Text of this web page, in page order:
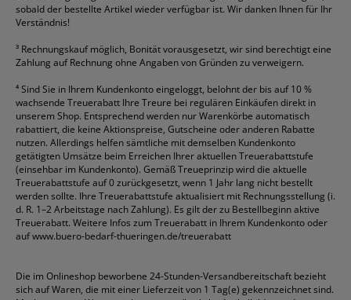
sobald der bestellte Artikel wieder verfügbar ist. Wir danken Ihnen für Ihr
Verständnis!
³ Rechnungskauf möglich, Bonität vorausgesetzt, wir sind berechtigt eine
Zahlung auf Rechnung ohne Angaben von Gründen zu verweigern.
⁴Sind Sie in Ihrem Kundenkonto eingeloggt, belohnt der bis auf 10 %
wachsende Treuerabatt Ihre Treure bei regulären Einkäufen direkt in
unserem Shop. Entsprechend werden nur Warenkörbe automatisch
rabattiert, die keine Aktionspreise, Gutscheine oder anderen Rabatte
nutzen. Allerdings helfen sämtliche mit demselben Kundenkonto
getätigten Umsätze beim Erreichen Ihrer aktuellen Treuerabattstufe
(einsehbar im Kundenkonto). Gemäß Treueprinzip wird die aktuelle
Treuerabattstufe auf 0 zurückgesetzt, wenn 1 Jahr lang nicht bestellt
werden sollte. Ihre Treuerabattstufe aktualisiert mit Rechnungsstellung (i.
d. R. 1–2 Arbeitstage nach Zahlung). Es gilt der zu Bestellbeginn aktive
Treuerabatt. Weitere Infos zum Treuerabatt in Ihrem Kundenkonto oder
aufwww.buero-bedarf-thueringen.de/treuerabatt
Die im Onlineshop beworbene 24-Stunden-Versandbereitschaft bezieht
sich auf Waren, die mit einer Lieferzeit von 1 Tag(e) gekennzeichnet sind.